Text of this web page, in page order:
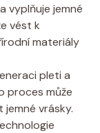
vyplňuje jemné
vést⁢ k
materiály
pleti⁢ a
proces může
vrásky.